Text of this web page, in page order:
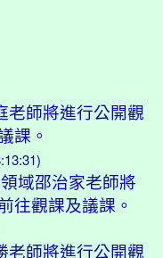
老師將進行公開觀
課。
域邵治家老師將
往觀課及議課。
老師將進行公開觀